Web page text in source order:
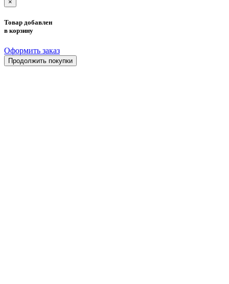
×
Товар добавлен
в корзину
Оформить заказ
Продолжить покупки